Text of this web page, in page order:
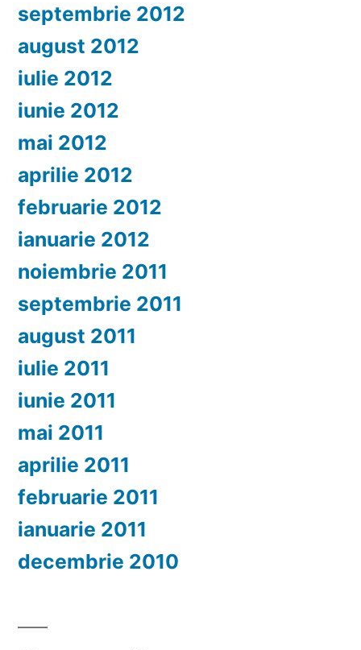
septembrie 2012
august 2012
iulie 2012
iunie 2012
mai 2012
aprilie 2012
februarie 2012
ianuarie 2012
noiembrie 2011
septembrie 2011
august 2011
iulie 2011
iunie 2011
mai 2011
aprilie 2011
februarie 2011
ianuarie 2011
decembrie 2010